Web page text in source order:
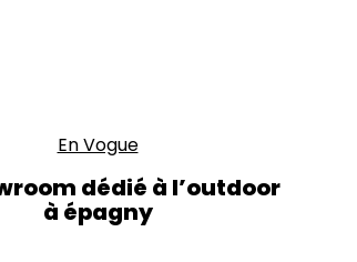
En Vogue
dédié à l’outdoor
à épagny